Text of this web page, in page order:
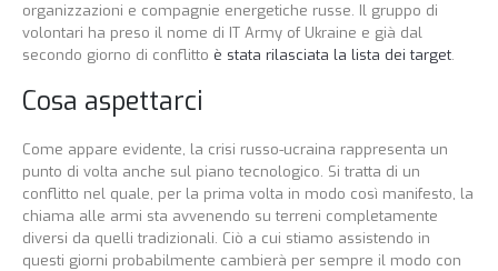
organizzazioni e compagnie energetiche russe. Il gruppo di
volontari ha preso il nome di IT Army of Ukraine e già dal
secondo giorno di conflitto è stata rilasciata la lista dei target.
Cosa aspettarci
Come appare evidente, la crisi russo-ucraina rappresenta un
punto di volta anche sul piano tecnologico. Si tratta di un
conflitto nel quale, per la prima volta in modo così manifesto, la
chiama alle armi sta avvenendo su terreni completamente
diversi da quelli tradizionali. Ciò a cui stiamo assistendo in
questi giorni probabilmente cambierà per sempre il modo con